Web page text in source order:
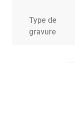
Type de
gravure